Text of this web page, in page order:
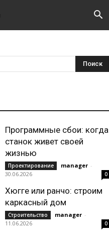
Программные сбои: когда
станок живет своей
жизнью
Проектирование manager -
30.06.2026
0
Хюгге или ранчо: строим
каркасный дом
Строительство manager -
11.06.2026
0